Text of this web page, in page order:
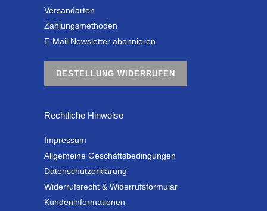
Versandarten
Zahlungsmethoden
E-Mail Newsletter abonnieren
BESTELLUNG WIDERRUFEN
Rechtliche Hinweise
Impressum
Allgemeine Geschäftsbedingungen
Datenschutzerklärung
Widerrufsrecht & Widerrufsformular
Kundeninformationen